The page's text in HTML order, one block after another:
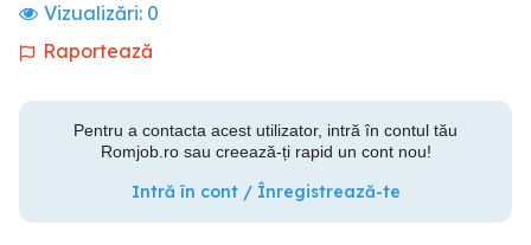
Vizualizări: 0
Raportează
Pentru a contacta acest utilizator, intră în contul tău
Romjob.ro sau creează-ți rapid un cont nou!
Intră în cont / Înregistrează-te